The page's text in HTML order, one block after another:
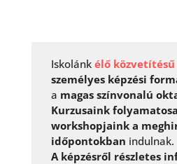
Iskolánk élő
személyes képzési
a magas színvonalú
Kurzusaink
workshopjaink a
időpontokban indulnak.
A képzésről részletes